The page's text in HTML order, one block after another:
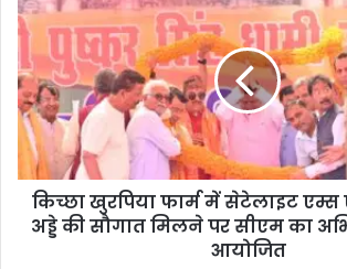
किच्छा खुरपिया फार्म में सेटेलाइट
अड्डे की सौगात मिलने पर सीएम का
आयोजित